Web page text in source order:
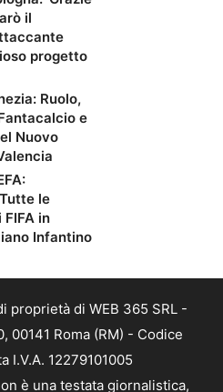
il
progetto
Ruolo,
e
Nuovo
le
in
Infantino
proprietà di WEB 365 SRL -
00141 Roma (RM) - Codice
I.V.A. 12279101005
è una testata giornalistica,